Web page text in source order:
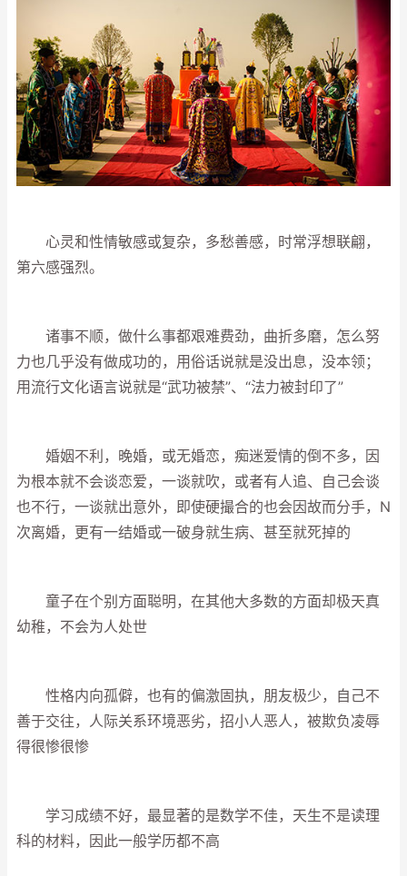
心灵和性情敏感或复杂，多愁善感，时常浮想联翩，
第六感强烈。
诸事不顺，做什么事都艰难费劲，曲折多磨，怎么努
力也几乎没有做成功的，用俗话说就是没出息，没本领；
用流行文化语言说就是“武功被禁”、“法力被封印了”
婚姻不利，晚婚，或无婚恋，痴迷爱情的倒不多，因
为根本就不会谈恋爱，一谈就吹，或者有人追、自己会谈
也不行，一谈就出意外，即使硬撮合的也会因故而分手，N
次离婚，更有一结婚或一破身就生病、甚至就死掉的
童子在个别方面聪明，在其他大多数的方面却极天真
幼稚，不会为人处世
性格内向孤僻，也有的偏激固执，朋友极少，自己不
善于交往，人际关系环境恶劣，招小人恶人，被欺负凌辱
得很惨很惨
学习成绩不好，最显著的是数学不佳，天生不是读理
科的材料，因此一般学历都不高